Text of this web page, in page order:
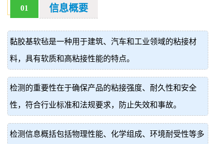
01 信息概要
黏胶基软毡是一种用于建筑、汽车和工业领域的粘接材
料，具有软质和高粘接性能的特点。
检测的重要性在于确保产品的粘接强度、耐久性和安全
性，符合行业标准和法规要求，防止失效和事故。
检测信息概括包括物理性能、化学组成、环境耐受性等多
价
真
伪
查
询